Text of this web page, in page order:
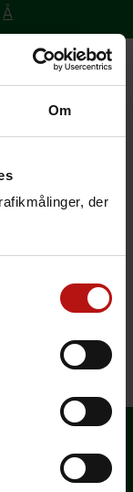
Om
der
Å
og evt.